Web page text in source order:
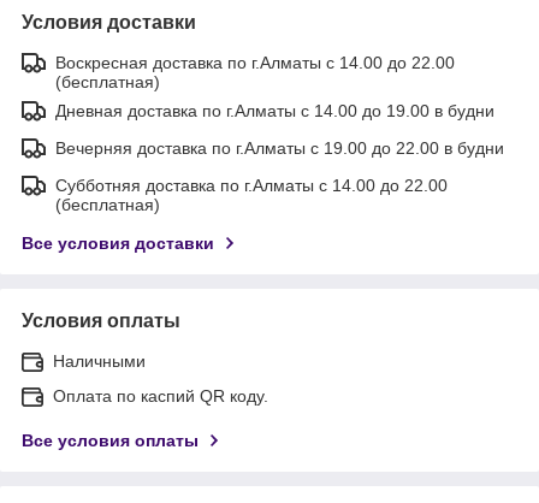
Условия доставки
Воскресная доставка по г.Алматы с 14.00 до 22.00
(бесплатная)
Дневная доставка по г.Алматы с 14.00 до 19.00 в будни
Вечерняя доставка по г.Алматы с 19.00 до 22.00 в будни
Субботняя доставка по г.Алматы с 14.00 до 22.00
(бесплатная)
Все условия доставки
Условия оплаты
Наличными
Оплата по каспий QR коду.
Все условия оплаты